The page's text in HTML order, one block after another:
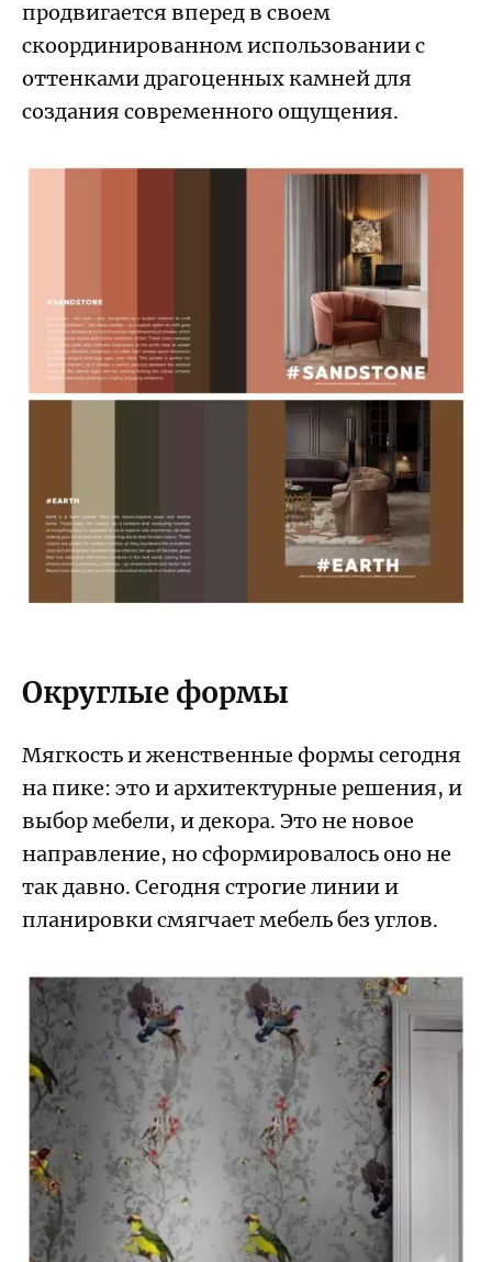
продвигается вперед в своем
скоординированном использовании с
оттенками драгоценных камней для
создания современного ощущения.
Округлые формы
Мягкость и женственные формы сегодня
на пике: это и архитектурные решения, и
выбор мебели, и декора. Это не новое
направление, но сформировалось оно не
так давно. Сегодня строгие линии и
планировки смягчает мебель без углов.